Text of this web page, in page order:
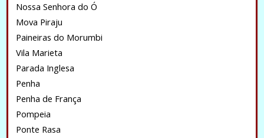
Nossa Senhora do Ó
Mova Piraju
Paineiras do Morumbi
Vila Marieta
Parada Inglesa
Penha
Penha de França
Pompeia
Ponte Rasa